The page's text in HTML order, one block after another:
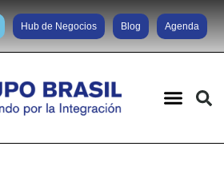
Hub de Negocios Blog Agenda